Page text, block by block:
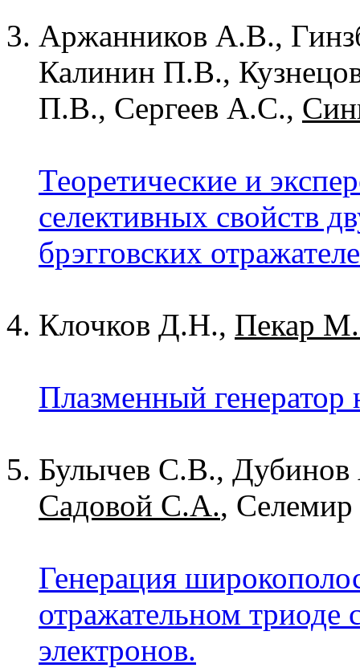
Аржанников А.В.,
Калинин П.В.,
П.В., Сергеев А.С.,
Теоретические и
селективных свойств
брэгговских
Клочков Д.Н., Пекар
Плазменный генератор
Булычев С.В.,
Садовой С.А.,
Генерация
отражательном
электронов.